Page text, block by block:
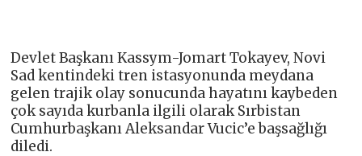
Devlet Başkanı Kassym-Jomart Tokayev, Novi
Sad kentindeki tren istasyonunda meydana
gelen trajik olay sonucunda hayatını kaybeden
çok sayıda kurbanla ilgili olarak Sırbistan
Cumhurbaşkanı Aleksandar Vucic’e başsağlığı
diledi.